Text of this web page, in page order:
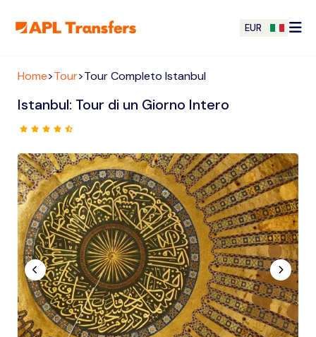
EUR
Home>Tour>Tour Completo Istanbul
Istanbul: Tour di un Giorno Intero